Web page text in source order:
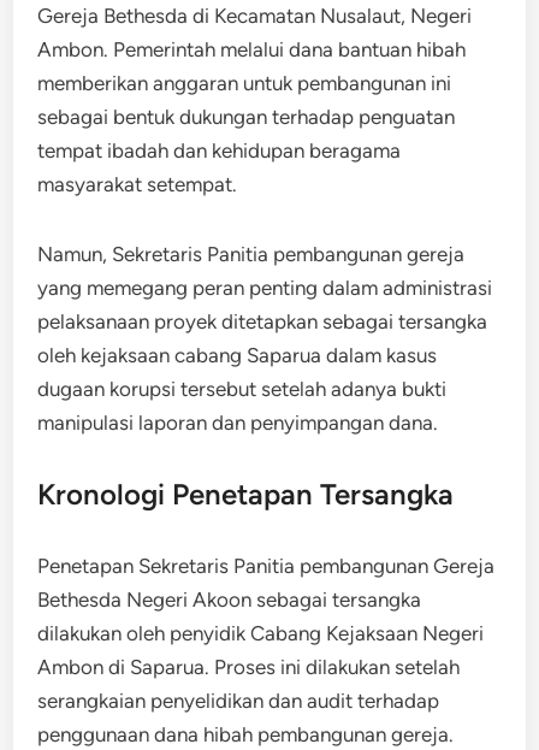
Gereja Bethesda di Kecamatan Nusalaut, Negeri
Ambon. Pemerintah melalui dana bantuan hibah
memberikan anggaran untuk pembangunan ini
sebagai bentuk dukungan terhadap penguatan
tempat ibadah dan kehidupan beragama
masyarakat setempat.
Namun, Sekretaris Panitia pembangunan gereja
yang memegang peran penting dalam administrasi
pelaksanaan proyek ditetapkan sebagai tersangka
oleh kejaksaan cabang Saparua dalam kasus
dugaan korupsi tersebut setelah adanya bukti
manipulasi laporan dan penyimpangan dana.
Kronologi Penetapan Tersangka
Penetapan Sekretaris Panitia pembangunan Gereja
Bethesda Negeri Akoon sebagai tersangka
dilakukan oleh penyidik Cabang Kejaksaan Negeri
Ambon di Saparua. Proses ini dilakukan setelah
serangkaian penyelidikan dan audit terhadap
penggunaan dana hibah pembangunan gereja.